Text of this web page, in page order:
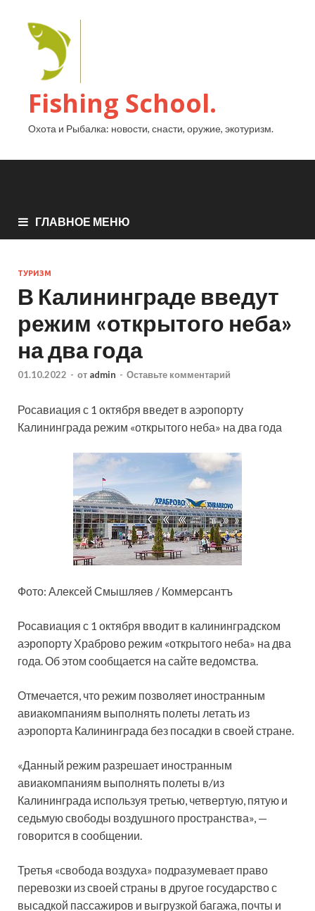
Fishing School.
Охота и Рыбалка: новости, снасти, оружие, экотуризм.
ГЛАВНОЕ МЕНЮ
ТУРИЗМ
В Калининграде введут
режим «открытого неба»
на два года
01.10.2022 - от admin - Оставьте комментарий
Росавиация с 1 октября введет в аэропорту
Калининграда режим «открытого неба» на два года
Фото: Алексей Смышляев / Коммерсантъ
Росавиация с 1 октября вводит в калининградском
аэропорту Храброво режим «открытого неба» на два
года. Об этом сообщается на сайте ведомства.
Отмечается, что режим позволяет иностранным
авиакомпаниям выполнять полеты летать из
аэропорта Калининграда без посадки в своей стране.
«Данный режим разрешает иностранным
авиакомпаниям выполнять полеты в/из
Калининграда используя третью, четвертую, пятую и
седьмую свободы воздушного пространства», —
говорится в сообщении.
Третья «свобода воздуха» подразумевает право
перевозки из своей страны в другое государство с
высадкой пассажиров и выгрузкой багажа, почты и